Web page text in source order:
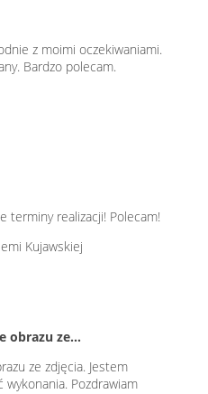
z moimi oczekiwaniami.
Bardzo polecam.
terminy realizacji! Polecam!
Kujawskiej
obrazu ze…
ze zdjęcia. Jestem
wykonania. Pozdrawiam